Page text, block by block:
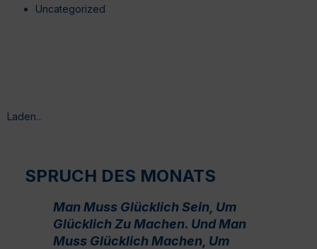
Uncategorized
Laden...
SPRUCH DES MONATS
Man Muss Glücklich Sein, Um
Glücklich Zu Machen. Und Man
Muss Glücklich Machen, Um